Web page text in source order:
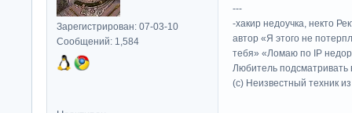
Зарегистрирован: 07-03-10
Сообщений: 1,584
---
-хакир недоучка, некто
автор «Я этого не
тебя» «Ломаю по IP
Любитель подсматривать
(c) Неизвестный техник